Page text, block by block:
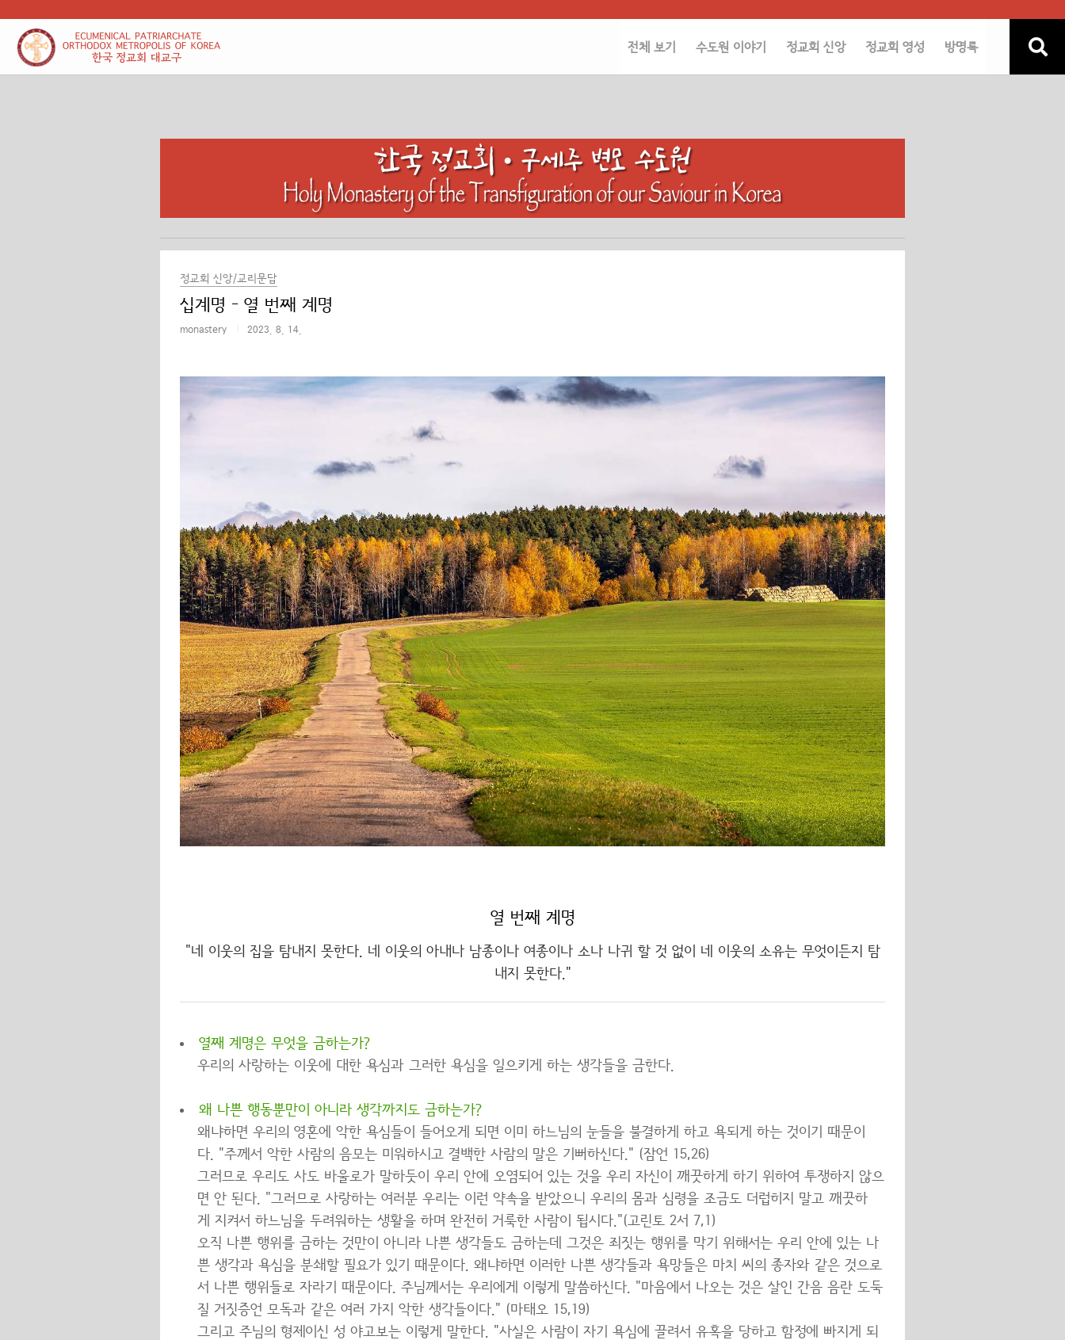
전체 보기 수도원 이야기 정교회 신앙 정교회 영성 방명록
정교회 신앙/교리문답
십계명 - 열 번째 계명
monastery 2023. 8. 14.
열 번째 계명
"네 이웃의 집을 탐내지 못한다. 네 이웃의 아내나 남종이나 여종이나 소나 나귀 할 것 없이 네 이웃의 소유는 무엇이든지 탐
내지 못한다."
열째 계명은 무엇을 금하는가?
우리의 사랑하는 이웃에 대한 욕심과 그러한 욕심을 일으키게 하는 생각들을 금한다.
왜 나쁜 행동뿐만이 아니라 생각까지도 금하는가?
왜냐하면 우리의 영혼에 악한 욕심들이 들어오게 되면 이미 하느님의 눈들을 불결하게 하고 욕되게 하는 것이기 때문이
다. "주께서 악한 사람의 음모는 미워하시고 결백한 사람의 말은 기뻐하신다." (잠언 15,26)
그러므로 우리도 사도 바울로가 말하듯이 우리 안에 오염되어 있는 것을 우리 자신이 깨끗하게 하기 위하여 투쟁하지 않으
면 안 된다. "그러므로 사랑하는 여러분 우리는 이런 약속을 받았으니 우리의 몸과 심령을 조금도 더럽히지 말고 깨끗하
게 지켜서 하느님을 두려워하는 생활을 하며 완전히 거룩한 사람이 됩시다."(고린토 2서 7,1)
오직 나쁜 행위를 금하는 것만이 아니라 나쁜 생각들도 금하는데 그것은 죄짓는 행위를 막기 위해서는 우리 안에 있는 나
쁜 생각과 욕심을 분쇄할 필요가 있기 때문이다. 왜냐하면 이러한 나쁜 생각들과 욕망들은 마치 씨의 종자와 같은 것으로
서 나쁜 행위들로 자라기 때문이다. 주님께서는 우리에게 이렇게 말씀하신다. "마음에서 나오는 것은 살인 간음 음란 도둑
질 거짓증언 모독과 같은 여러 가지 악한 생각들이다." (마태오 15,19)
그리고 주님의 형제이신 성 야고보는 이렇게 말한다. "사실은 사람이 자기 욕심에 끌려서 유혹을 당하고 함정에 빠지게 되